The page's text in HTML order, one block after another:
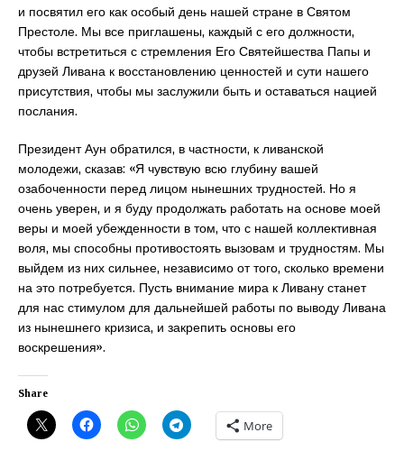
и посвятил его как особый день нашей стране в Святом
Престоле. Мы все приглашены, каждый с его должности,
чтобы встретиться с стремления Его Святейшества Папы и
друзей Ливана к восстановлению ценностей и сути нашего
присутствия, чтобы мы заслужили быть и оставаться нацией
послания.
Президент Аун обратился, в частности, к ливанской
молодежи, сказав: «Я чувствую всю глубину вашей
озабоченности перед лицом нынешних трудностей. Но я
очень уверен, и я буду продолжать работать на основе моей
веры и моей убежденности в том, что с нашей коллективная
воля, мы способны противостоять вызовам и трудностям. Мы
выйдем из них сильнее, независимо от того, сколько времени
на это потребуется. Пусть внимание мира к Ливану станет
для нас стимулом для дальнейшей работы по выводу Ливана
из нынешнего кризиса, и закрепить основы его
воскрешения».
Share
More